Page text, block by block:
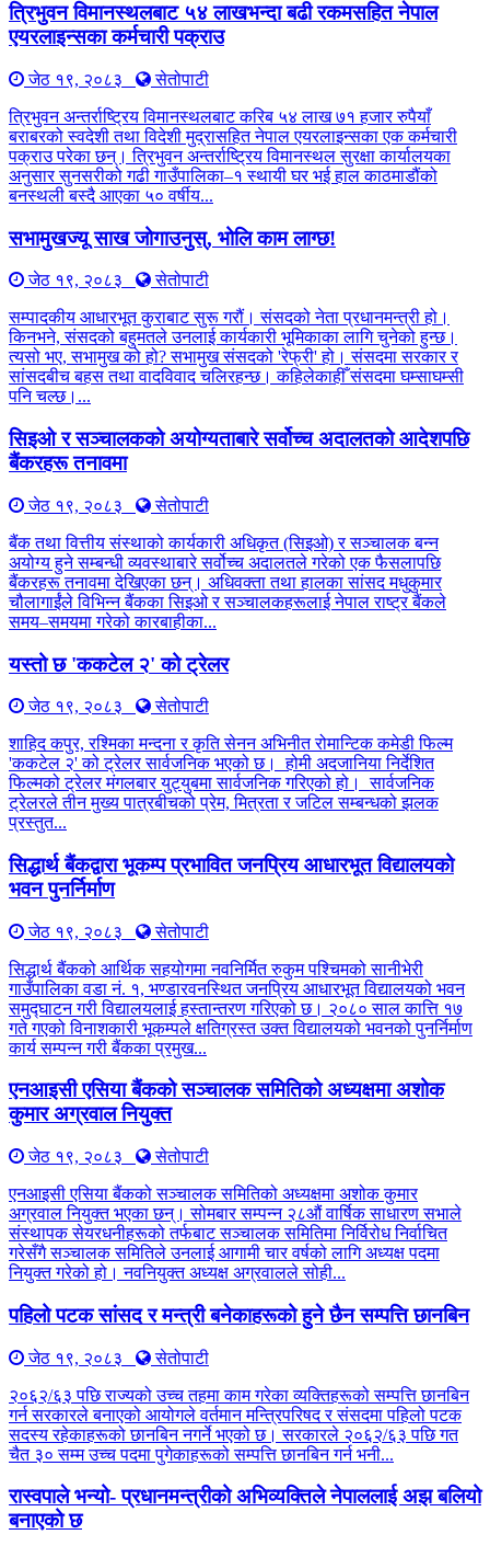
त्रिभुवन विमानस्थलबाट ५४ लाखभन्दा बढी रकमसहित नेपाल
एयरलाइन्सका कर्मचारी पक्राउ
जेठ १९, २०८३
सेतोपाटी
त्रिभुवन अन्तर्राष्ट्रिय विमानस्थलबाट करिब ५४ लाख ७१ हजार रुपैयाँ
बराबरको स्वदेशी तथा विदेशी मुद्रासहित नेपाल एयरलाइन्सका एक कर्मचारी
पक्राउ परेका छन्। त्रिभुवन अन्तर्राष्ट्रिय विमानस्थल सुरक्षा कार्यालयका
अनुसार सुनसरीको गढी गाउँपालिका–१ स्थायी घर भई हाल काठमाडौंको
बनस्थली बस्दै आएका ५० वर्षीय...
सभामुखज्यू साख जोगाउनुस्, भोलि काम लाग्छ!
जेठ १९, २०८३
सेतोपाटी
सम्पादकीय आधारभूत कुराबाट सुरू गरौं। संसदको नेता प्रधानमन्त्री हो।
किनभने, संसदको बहुमतले उनलाई कार्यकारी भूमिकाका लागि चुनेको हुन्छ।
त्यसो भए, सभामुख को हो? सभामुख संसदको 'रेफ्री' हो। संसदमा सरकार र
सांसदबीच बहस तथा वादविवाद चलिरहन्छ। कहिलेकाहीँ संसदमा घम्साघम्सी
पनि चल्छ।...
सिइओ र सञ्चालकको अयोग्यताबारे सर्वोच्च अदालतको आदेशपछि
बैंकरहरू तनावमा
जेठ १९, २०८३
सेतोपाटी
बैंक तथा वित्तीय संस्थाको कार्यकारी अधिकृत (सिइओ) र सञ्चालक बन्न
अयोग्य हुने सम्बन्धी व्यवस्थाबारे सर्वोच्च अदालतले गरेको एक फैसलापछि
बैंकरहरू तनावमा देखिएका छन्। अधिवक्ता तथा हालका सांसद मधुकुमार
चौलागाईंले विभिन्न बैंकका सिइओ र सञ्चालकहरूलाई नेपाल राष्ट्र बैंकले
समय–समयमा गरेको कारबाहीका...
यस्तो छ 'ककटेल २' को ट्रेलर
जेठ १९, २०८३
सेतोपाटी
शाहिद कपुर, रश्मिका मन्दना र कृति सेनन अभिनीत रोमान्टिक कमेडी फिल्म
'ककटेल २' को ट्रेलर सार्वजनिक भएको छ। होमी अदजानिया निर्देशित
फिल्मको ट्रेलर मंगलबार युट्युबमा सार्वजनिक गरिएको हो। सार्वजनिक
ट्रेलरले तीन मुख्य पात्रबीचको प्रेम, मित्रता र जटिल सम्बन्धको झलक
प्रस्तुत...
सिद्धार्थ बैंकद्वारा भूकम्प प्रभावित जनप्रिय आधारभूत विद्यालयको
भवन पुनर्निर्माण
जेठ १९, २०८३
सेतोपाटी
सिद्धार्थ बैंकको आर्थिक सहयोगमा नवनिर्मित रुकुम पश्चिमको सानीभेरी
गाउँपालिका वडा नं. १, भण्डारवनस्थित जनप्रिय आधारभूत विद्यालयको भवन
समुद्घाटन गरी विद्यालयलाई हस्तान्तरण गरिएको छ। २०८० साल कात्ति १७
गते गएको विनाशकारी भूकम्पले क्षतिग्रस्त उक्त विद्यालयको भवनको पुनर्निर्माण
कार्य सम्पन्न गरी बैंकका प्रमुख...
एनआइसी एसिया बैंकको सञ्चालक समितिको अध्यक्षमा अशोक
कुमार अग्रवाल नियुक्त
जेठ १९, २०८३
सेतोपाटी
एनआइसी एसिया बैंकको सञ्चालक समितिको अध्यक्षमा अशोक कुमार
अग्रवाल नियुक्त भएका छन्। सोमबार सम्पन्न २८औं वार्षिक साधारण सभाले
संस्थापक सेयरधनीहरूको तर्फबाट सञ्चालक समितिमा निर्विरोध निर्वाचित
गरेसँगै सञ्चालक समितिले उनलाई आगामी चार वर्षको लागि अध्यक्ष पदमा
नियुक्त गरेको हो। नवनियुक्त अध्यक्ष अग्रवालले सोही...
पहिलो पटक सांसद र मन्त्री बनेकाहरूको हुने छैन सम्पत्ति छानबिन
जेठ १९, २०८३
सेतोपाटी
२०६२/६३ पछि राज्यको उच्च तहमा काम गरेका व्यक्तिहरूको सम्पत्ति छानबिन
गर्न सरकारले बनाएको आयोगले वर्तमान मन्त्रिपरिषद र संसदमा पहिलो पटक
सदस्य रहेकाहरूको छानबिन नगर्ने भएको छ। सरकारले २०६२/६३ पछि गत
चैत ३० सम्म उच्च पदमा पुगेकाहरूको सम्पत्ति छानबिन गर्न भनी...
रास्वपाले भन्यो- प्रधानमन्त्रीको अभिव्यक्तिले नेपाललाई अझ बलियो
बनाएको छ